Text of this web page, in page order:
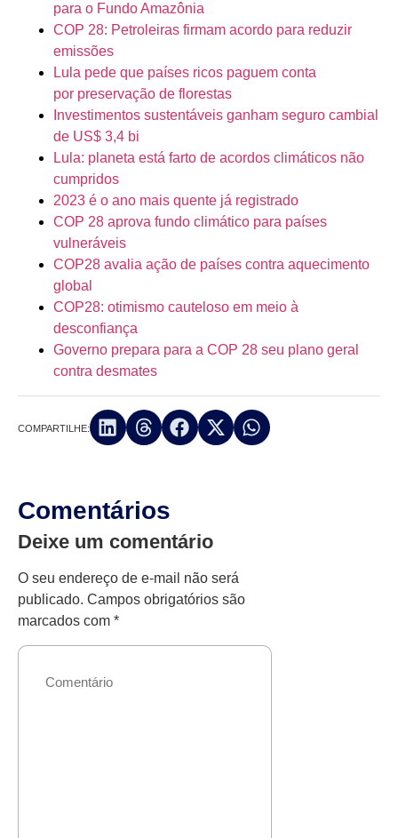
para o Fundo Amazônia
COP 28: Petroleiras firmam acordo para reduzir
emissões
Lula pede que países ricos paguem conta
por preservação de florestas
Investimentos sustentáveis ganham seguro cambial
de US$ 3,4 bi
Lula: planeta está farto de acordos climáticos não
cumpridos
2023 é o ano mais quente já registrado
COP 28 aprova fundo climático para países
vulneráveis
COP28 avalia ação de países contra aquecimento
global
COP28: otimismo cauteloso em meio à
desconfiança
Governo prepara para a COP 28 seu plano geral
contra desmates
COMPARTILHE:
Comentários
Deixe um comentário
O seu endereço de e-mail não será
publicado. Campos obrigatórios são
marcados com *